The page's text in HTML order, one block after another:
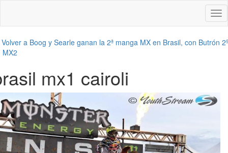
Volver a Boog y Searle ganan la 2ª manga MX en Brasil, con Butrón 2º
MX2
mx1 cairoli